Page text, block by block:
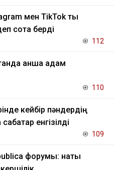
мен TikTok ты
сотқа берді
112
қанша адам
110
кейбір пәндердің
енгізілді
109
форумы: нақты